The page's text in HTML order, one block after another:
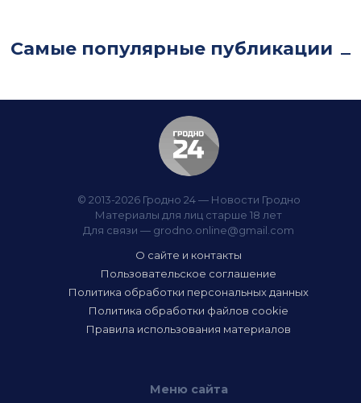
Самые популярные публикации
© 2013-2026 Гродно 24 — Новости Гродно
Материалы для лиц старше 18 лет
Для связи — grodno.online@gmail.com
О сайте и контакты
Пользовательское соглашение
Политика обработки персональных данных
Политика обработки файлов cookie
Правила использования материалов
Меню сайта